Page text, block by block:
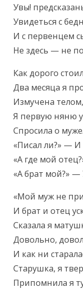
Увы!
Увидеться с
И с первенцем
Не здесь — не
Как дорого
Два месяца я
Измучена
Я первую няню
Спросила о
«Писал ли?» —
«А где мой
«А брат мой?»
«Мой муж не
И брат и отец
Сказала я
Довольно,
И как ни
Старушка, я
Припомнила я